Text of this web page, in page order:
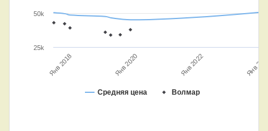
Средняя цена Волмар
Янв 2018 Янв 2020 Янв 2022 Янв
25k
50k